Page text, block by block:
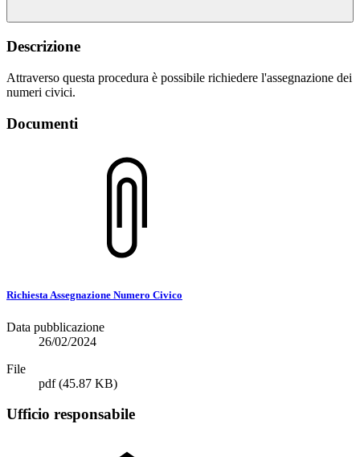
Descrizione
Attraverso questa procedura è possibile richiedere l'assegnazione dei
numeri civici.
Documenti
Richiesta Assegnazione Numero Civico
Data pubblicazione
26/02/2024
File
pdf(45.87 KB)
Ufficio responsabile